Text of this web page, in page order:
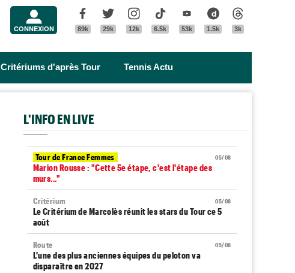
CONNEXION
Facebook
89k
Twitter
29k
Instagram
12k
Tik Tok
6.5k
Youtube
53k
Dailymotion
1.5k 3k
Critériums d'après Tour Tennis Actu
L'INFO EN LIVE
05/08
Tour de France Femmes
Marion Rousse : "Cette 5e étape, c'est l'étape des
murs..."
05/08
Critérium
Le Critérium de Marcolès réunit les stars du Tour ce 5
août
05/08
Route
L'une des plus anciennes équipes du peloton va
disparaître en 2027